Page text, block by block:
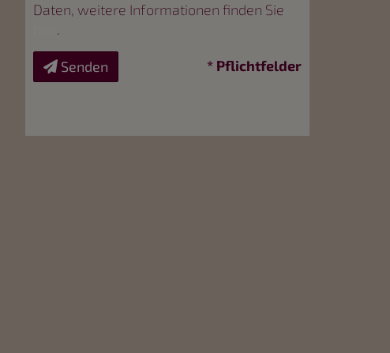
Daten, weitere Informationen finden Sie
.
Senden * Pflichtfelder